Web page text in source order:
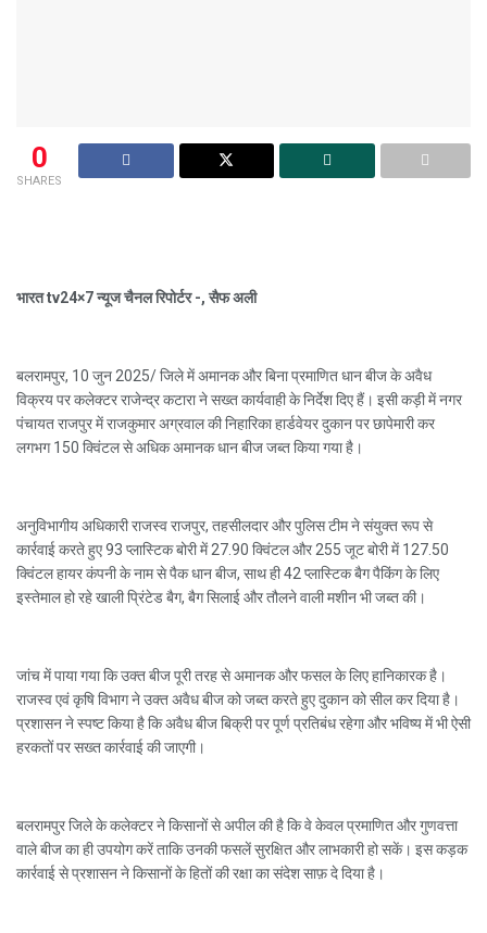
0
SHARES
भारत tv24×7 न्यूज चैनल रिपोर्टर -, सैफ अली
बलरामपुर, 10 जुन 2025/ जिले में अमानक और बिना प्रमाणित धान बीज के अवैध
विक्रय पर कलेक्टर राजेन्द्र कटारा ने सख्त कार्यवाही के निर्देश दिए हैं। इसी कड़ी में नगर
पंचायत राजपुर में राजकुमार अग्रवाल की निहारिका हार्डवेयर दुकान पर छापेमारी कर
लगभग 150 क्विंटल से अधिक अमानक धान बीज जब्त किया गया है।
अनुविभागीय अधिकारी राजस्व राजपुर, तहसीलदार और पुलिस टीम ने संयुक्त रूप से
कार्रवाई करते हुए 93 प्लास्टिक बोरी में 27.90 क्विंटल और 255 जूट बोरी में 127.50
क्विंटल हायर कंपनी के नाम से पैक धान बीज, साथ ही 42 प्लास्टिक बैग पैकिंग के लिए
इस्तेमाल हो रहे खाली प्रिंटेड बैग, बैग सिलाई और तौलने वाली मशीन भी जब्त की।
जांच में पाया गया कि उक्त बीज पूरी तरह से अमानक और फसल के लिए हानिकारक है।
राजस्व एवं कृषि विभाग ने उक्त अवैध बीज को जब्त करते हुए दुकान को सील कर दिया है।
प्रशासन ने स्पष्ट किया है कि अवैध बीज बिक्री पर पूर्ण प्रतिबंध रहेगा और भविष्य में भी ऐसी
हरकतों पर सख्त कार्रवाई की जाएगी।
बलरामपुर जिले के कलेक्टर ने किसानों से अपील की है कि वे केवल प्रमाणित और गुणवत्ता
वाले बीज का ही उपयोग करें ताकि उनकी फसलें सुरक्षित और लाभकारी हो सकें। इस कड़क
कार्रवाई से प्रशासन ने किसानों के हितों की रक्षा का संदेश साफ़ दे दिया है।